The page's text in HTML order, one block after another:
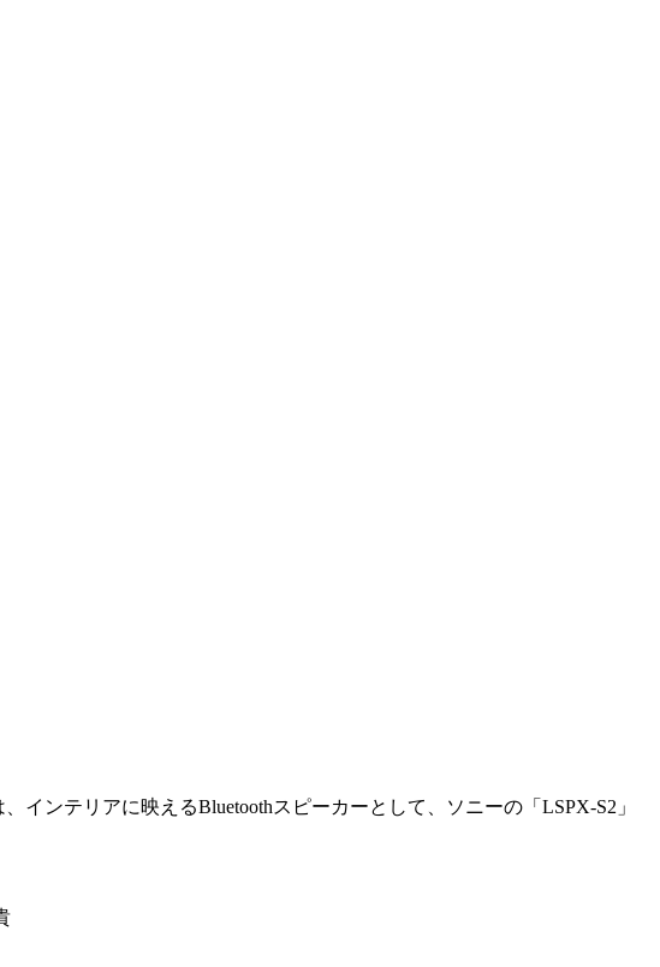
ンテリアに映えるBluetoothスピーカーとして、ソニーの「LSPX-S2」